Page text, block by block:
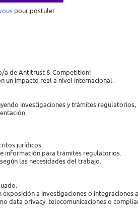
pour postuler
a de Antitrust & Competition!
un impacto real a nivel internacional.
investigaciones y trámites
jurídicos.
información para trámites regulatorios.
las necesidades del trabajo.
a investigaciones o integraciones
data privacy, telecomunicaciones o